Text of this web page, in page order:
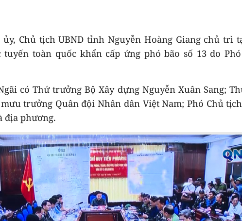
ủy, Chủ tịch UBND tỉnh Nguyễn Hoàng Giang chủ trì
toàn quốc khẩn cấp ứng phó bão số 13 do
có Thứ trưởng Bộ Xây dựng Nguyễn Xuân Sang;
trưởng Quân đội Nhân dân Việt Nam; Phó Chủ
địa phương.